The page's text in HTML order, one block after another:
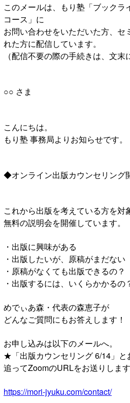
このメールは、もり塾「ブック
コース」に
お問い合わせをいただいた方、セ
れた方に配信しています。
（配信不要の際の手続きは、文末
○○ さま
こんにちは。
もり塾 事務局よりお知らせです。
◆オンライン出版カウンセリング
これから出版を考えている方を対
無料の説明会を開催しています。
・出版に興味がある
・出版したいが、原稿がまだない
・原稿がなくても出版できるの？
・出版するには、いくらかかるの
めでぃあ森・代表の森恵子が
どんなご質問にもお答えします！
お申し込みは以下のメールへ。
★「出版カウンセリング 6/14」と
追ってZoomのURLをお送りします
https://mori-jyuku.com/contact/